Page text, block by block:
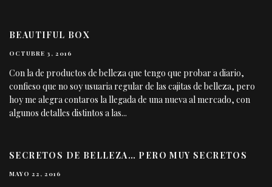
BEAUTIFUL BOX
OCTUBRE 3, 2016
Con la de productos de belleza que tengo que probar a diario,
confieso que no soy usuaria regular de las cajitas de belleza, pero
hoy me alegra contaros la llegada de una nueva al mercado, con
algunos detalles distintos a las...
SECRETOS DE BELLEZA… PERO MUY SECRETOS
MAYO 22, 2016